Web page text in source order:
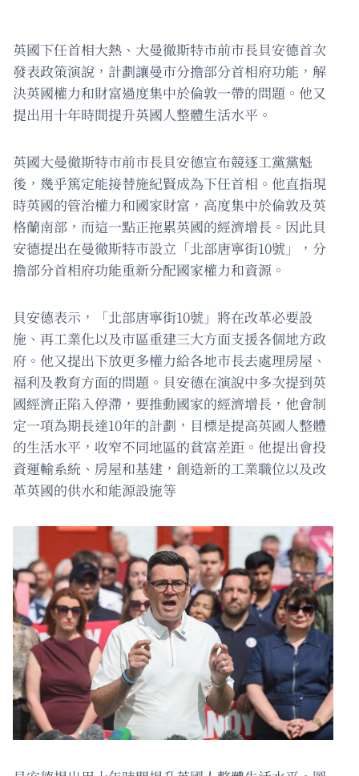
英國下任首相大熱、大曼徹斯特市前市長貝安德首次
發表政策演說，計劃讓曼市分擔部分首相府功能，解
決英國權力和財富過度集中於倫敦一帶的問題。他又
提出用十年時間提升英國人整體生活水平。
英國大曼徹斯特市前市長貝安德宣布競逐工黨黨魁
後，幾乎篤定能接替施紀賢成為下任首相。他直指現
時英國的管治權力和國家財富，高度集中於倫敦及英
格蘭南部，而這一點正拖累英國的經濟增長。因此貝
安德提出在曼徹斯特市設立「北部唐寧街10號」，分
擔部分首相府功能重新分配國家權力和資源。
貝安德表示，「北部唐寧街10號」將在改革必要設
施、再工業化以及市區重建三大方面支援各個地方政
府。他又提出下放更多權力給各地市長去處理房屋、
福利及教育方面的問題。貝安德在演說中多次提到英
國經濟正陷入停滯，要推動國家的經濟增長，他會制
定一項為期長達10年的計劃，目標是提高英國人整體
的生活水平，收窄不同地區的貧富差距。他提出會投
資運輸系統、房屋和基建，創造新的工業職位以及改
革英國的供水和能源設施等